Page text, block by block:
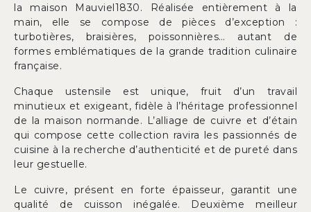
la maison Mauviel1830. Réalisée entièrement à la
main, elle se compose de pièces d’exception :
turbotières, braisières, poissonnières… autant de
formes emblématiques de la grande tradition culinaire
française.
Chaque ustensile est unique, fruit d’un travail
minutieux et exigeant, fidèle à l’héritage professionnel
de la maison normande. L’alliage de cuivre et d’étain
qui compose cette collection ravira les passionnés de
cuisine à la recherche d’authenticité et de pureté dans
leur gestuelle.
Le cuivre, présent en forte épaisseur, garantit une
qualité de cuisson inégalée. Deuxième meilleur